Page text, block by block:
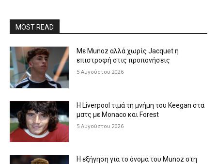
MOST READ
Με Munoz αλλά χωρίς Jacquet η
επιστροφή στις προπονήσεις
5 Αυγούστου 2026
Η Liverpool τιμά τη μνήμη του Keegan στα
ματς με Monaco και Forest
5 Αυγούστου 2026
Η εξήγηση για το όνομα του Munoz στη